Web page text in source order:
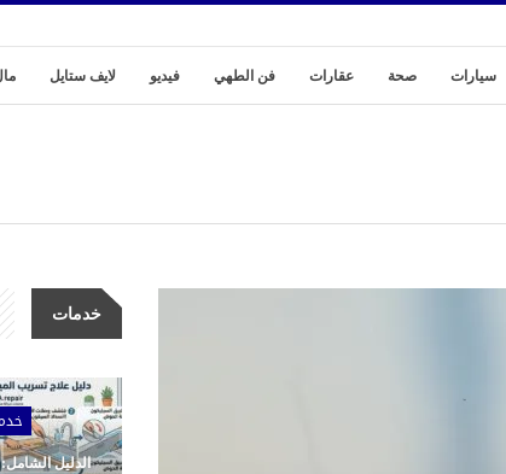
سيارات صحة عقارات فن الطهي فيديو لايف ستايل
خدمات
الدليل